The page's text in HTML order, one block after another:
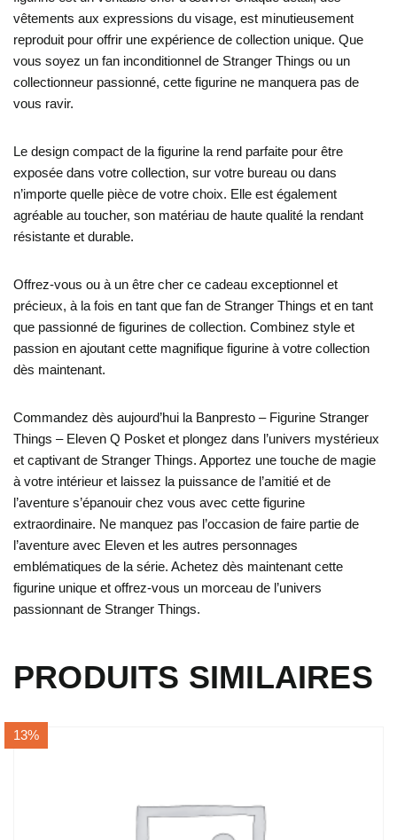
vêtements aux expressions du visage, est minutieusement
reproduit pour offrir une expérience de collection unique. Que
vous soyez un fan inconditionnel de Stranger Things ou un
collectionneur passionné, cette figurine ne manquera pas de
vous ravir.
Le design compact de la figurine la rend parfaite pour être
exposée dans votre collection, sur votre bureau ou dans
n’importe quelle pièce de votre choix. Elle est également
agréable au toucher, son matériau de haute qualité la rendant
résistante et durable.
Offrez-vous ou à un être cher ce cadeau exceptionnel et
précieux, à la fois en tant que fan de Stranger Things et en tant
que passionné de figurines de collection. Combinez style et
passion en ajoutant cette magnifique figurine à votre collection
dès maintenant.
Commandez dès aujourd’hui la Banpresto – Figurine Stranger
Things – Eleven Q Posket et plongez dans l’univers mystérieux
et captivant de Stranger Things. Apportez une touche de magie
à votre intérieur et laissez la puissance de l’amitié et de
l’aventure s’épanouir chez vous avec cette figurine
extraordinaire. Ne manquez pas l’occasion de faire partie de
l’aventure avec Eleven et les autres personnages
emblématiques de la série. Achetez dès maintenant cette
figurine unique et offrez-vous un morceau de l’univers
passionnant de Stranger Things.
PRODUITS SIMILAIRES
13%